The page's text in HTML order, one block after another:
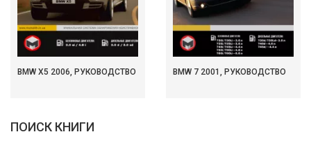
BMW X5 2006, РУКОВОДСТВО BMW 7 2001, РУКОВОДСТВО
ПОИСК КНИГИ